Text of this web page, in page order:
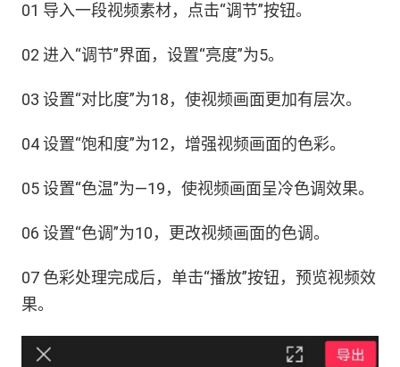
01 导入一段视频素材，点击“调节”按钮。
02 进入“调节”界面，设置“亮度”为5。
03 设置“对比度”为18，使视频画面更加有层次。
04 设置“饱和度”为12，增强视频画面的色彩。
05 设置“色温”为—19，使视频画面呈冷色调效果。
06 设置“色调”为10，更改视频画面的色调。
07 色彩处理完成后，单击“播放”按钮，预览视频效
果。